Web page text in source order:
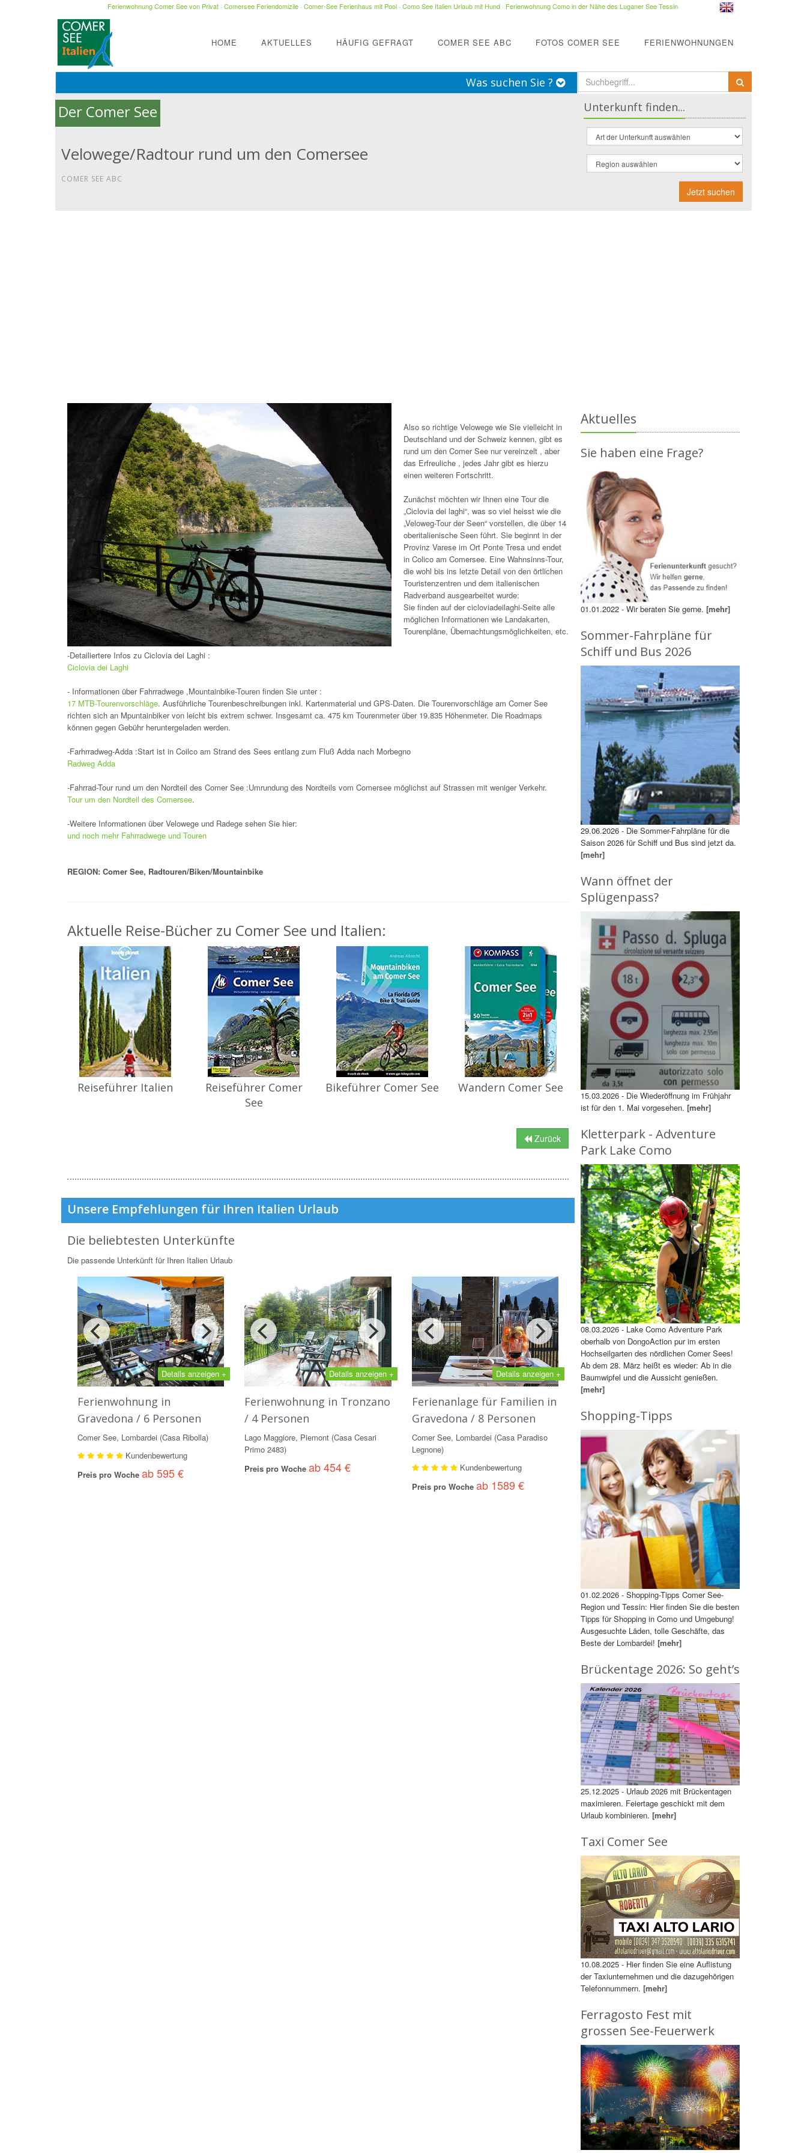
Ferienwohnung Comer See von Privat· Comersee Feriendomizile· Comer-See Ferienhaus mit Pool· Como See Italien Urlaub mit Hund· Ferienwohnung Como in der Nähe des Luganer See Tessin·
HOME AKTUELLES HÄUFIG GEFRAGT COMER SEE ABC FOTOS COMER SEE FERIENWOHNUNGEN
Was suchen Sie ?
Der Comer See
Velowege/Radtour rund um den Comersee
COMER SEE ABC
Unterkunft finden...
Jetzt suchen
Also so richtige Velowege wie Sie vielleicht in
Deutschland und der Schweiz kennen, gibt es
rund um den Comer See nur vereinzelt , aber
das Erfreuliche , jedes Jahr gibt es hierzu
einen weiteren Fortschritt.
Zunächst möchten wir Ihnen eine Tour die
„Ciclovia dei laghi“, was so viel heisst wie die
„Veloweg-Tour der Seen“ vorstellen, die über 14
oberitalienische Seen führt. Sie beginnt in der
Provinz Varese im Ort Ponte Tresa und endet
in Colico am Comersee. Eine Wahnsinns-Tour,
die wohl bis ins letzte Detail von den örtlichen
Touristenzentren und dem italienischen
Radverband ausgearbeitet wurde:
Sie finden auf der cicloviadeilaghi-Seite alle
möglichen Informationen wie Landakarten,
Tourenpläne, Übernachtungsmöglichkeiten, etc.
-Detailiertere Infos zu Ciclovia dei Laghi :
Ciclovia dei Laghi
- Informationen über Fahrradwege ,Mountainbike-Touren finden Sie unter :
17 MTB-Tourenvorschläge. Ausführliche Tourenbeschreibungen inkl. Kartenmaterial und GPS-Daten. Die Tourenvorschläge am Comer See
richten sich an Mpuntainbiker von leicht bis extrem schwer. Insgesamt ca. 475 km Tourenmeter über 19.835 Höhenmeter. Die Roadmaps
können gegen Gebühr heruntergeladen werden.
-Farhrradweg-Adda :Start ist in Coilco am Strand des Sees entlang zum Fluß Adda nach Morbegno
Radweg Adda
-Fahrrad-Tour rund um den Nordteil des Comer See :Umrundung des Nordteils vom Comersee möglichst auf Strassen mit weniger Verkehr.
Tour um den Nordteil des Comersee.
-Weitere Informationen über Velowege und Radege sehen Sie hier:
und noch mehr Fahrradwege und Touren
REGION: Comer See, Radtouren/Biken/Mountainbike
Aktuelle Reise-Bücher zu Comer See und Italien:
Reiseführer Italien
Reiseführer Comer
See
Bikeführer Comer See Wandern Comer See
Zurück
Unsere Empfehlungen für Ihren Italien Urlaub
Die beliebtesten Unterkünfte
Die passende Unterkünft für Ihren Italien Urlaub
Details anzeigen +
Ferienwohnung in
Gravedona / 6 Personen
Comer See, Lombardei (Casa Ribolla)
Kundenbewertung
Preis pro Woche ab 595 €
Details anzeigen +
Ferienwohnung in Tronzano
/ 4 Personen
Lago Maggiore, Piemont (Casa Cesari
Primo 2483)
Preis pro Wocheab 454 €
Details anzeigen +
Ferienanlage für Familien in
Gravedona / 8 Personen
Comer See, Lombardei (Casa Paradiso
Legnone)
Kundenbewertung
Preis pro Woche ab 1589 €
Aktuelles
Sie haben eine Frage?
01.01.2022 - Wir beraten Sie gerne. [mehr]
Sommer-Fahrpläne für
Schiff und Bus 2026
29.06.2026 - Die Sommer-Fahrpläne für die
Saison 2026 für Schiff und Bus sind jetzt da.
[mehr]
Wann öffnet der
Splügenpass?
15.03.2026 - Die Wiederöffnung im Frühjahr
ist für den 1. Mai vorgesehen. [mehr]
Kletterpark - Adventure
Park Lake Como
08.03.2026 - Lake Como Adventure Park
oberhalb von DongoAction pur im ersten
Hochseilgarten des nördlichen Comer Sees!
Ab dem 28. März heißt es wieder: Ab in die
Baumwipfel und die Aussicht genießen.
[mehr]
Shopping-Tipps
01.02.2026 - Shopping-Tipps Comer See-
Region und Tessin: Hier finden Sie die besten
Tipps für Shopping in Como und Umgebung!
Ausgesuchte Läden, tolle Geschäfte, das
Beste der Lombardei! [mehr]
Brückentage 2026: So geht’s
25.12.2025 - Urlaub 2026 mit Brückentagen
maximieren. Feiertage geschickt mit dem
Urlaub kombinieren. [mehr]
Taxi Comer See
10.08.2025 - Hier finden Sie eine Auflistung
der Taxiunternehmen und die dazugehörigen
Telefonnummern. [mehr]
Ferragosto Fest mit
grossen See-Feuerwerk